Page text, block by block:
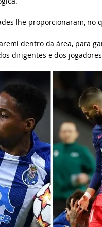
lhe proporcionaram, no
dentro da área, para
dirigentes e dos